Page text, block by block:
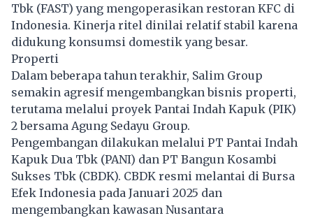
Tbk (FAST) yang mengoperasikan restoran KFC di
Indonesia. Kinerja ritel dinilai relatif stabil karena
didukung konsumsi domestik yang besar.
Properti
Dalam beberapa tahun terakhir, Salim Group
semakin agresif mengembangkan bisnis properti,
terutama melalui proyek Pantai Indah Kapuk (PIK)
2 bersama Agung Sedayu Group.
Pengembangan dilakukan melalui PT Pantai Indah
Kapuk Dua Tbk (PANI) dan PT Bangun Kosambi
Sukses Tbk (CBDK). CBDK resmi melantai di Bursa
Efek Indonesia pada Januari 2025 dan
mengembangkan kawasan Nusantara